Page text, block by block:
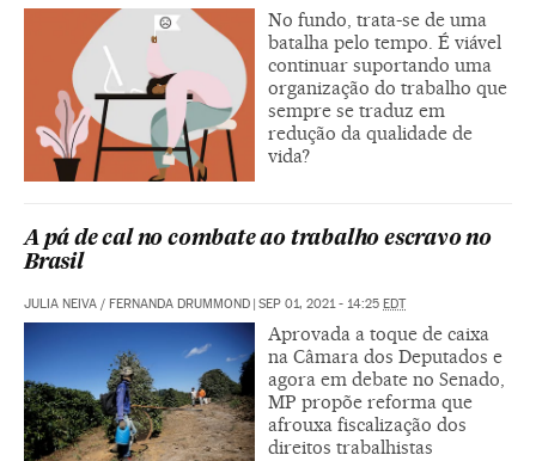
No fundo, trata-se de uma
batalha pelo tempo. É viável
continuar suportando uma
organização do trabalho que
sempre se traduz em
redução da qualidade de
vida?
A pá de cal no combate ao trabalho escravo no
Brasil
JULIA NEIVA / FERNANDA DRUMMOND SEP 01, 2021 - 14:25 EDT
Aprovada a toque de caixa
na Câmara dos Deputados e
agora em debate no Senado,
MP propõe reforma que
afrouxa fiscalização dos
direitos trabalhistas